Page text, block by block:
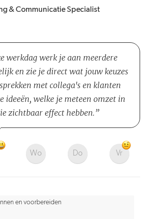
& Communicatie Specialist
werkdag werk je aan meerdere
en zie je direct wat jouw keuzes
met collega's en klanten
ideeën, welke je meteen omzet in
zichtbaar effect hebben.
Wo Do Vr
en voorbereiden